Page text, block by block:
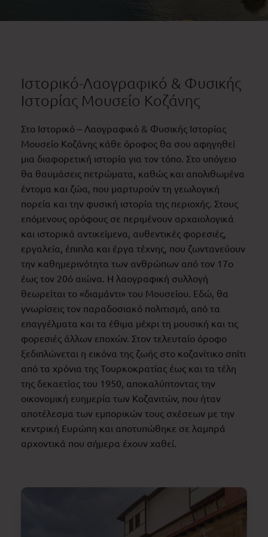
Ιστορικό-Λαογραφικό & Φυσικής
Ιστορίας Μουσείο Κοζάνης
Στο Ιστορικό – Λαογραφικό & Φυσικής Ιστορίας
Μουσείο Κοζάνης κάθε όροφος θα σου αφηγηθεί
μια διαφορετική ιστορία για τον τόπο. Στο υπόγειο
θα θαυμάσεις πετρώματα, καθώς και απολιθωμένα
έντομα και ζώα, που μαρτυρούν τη γεωλογική
πορεία και την φυσική ιστορία της περιοχής. Στους
επόμενους ορόφους σε περιμένουν αρχαιολογικά
και ιστορικά αντικείμενα, αυθεντικές φορεσιές,
εργαλεία, έπιπλα και έργα τέχνης, που ζωντανεύουν
την καθημερινότητα των ανθρώπων από τον 17ο
έως τον 20ό αιώνα. Η λαογραφική συλλογή
θεωρείται το «διαμάντι» του Μουσείου. Εδώ, θα
γνωρίσεις τον παραδοσιακό πολιτισμό, από τα
επαγγέλματα και τα έθιμα μέχρι τη μουσική και τις
φορεσιές άλλων εποχών. Στον τελευταίο όροφο
ξεδιπλώνεται η εικόνα της ζωής στο κοζανίτικο σπίτι
από τα χρόνια της Τουρκοκρατίας έως και τα τέλη
της δεκαετίας του 1950, αποκαλύπτοντας την
οικονομική ευημερία των Κοζανιτών, που ήταν
αποτέλεσμα των εμπορικών τους σχέσεων με την
κεντρική Ευρώπη και αποτυπώθηκε σε λαμπρά
αρχοντικά που σήμερα έχουν χαθεί.